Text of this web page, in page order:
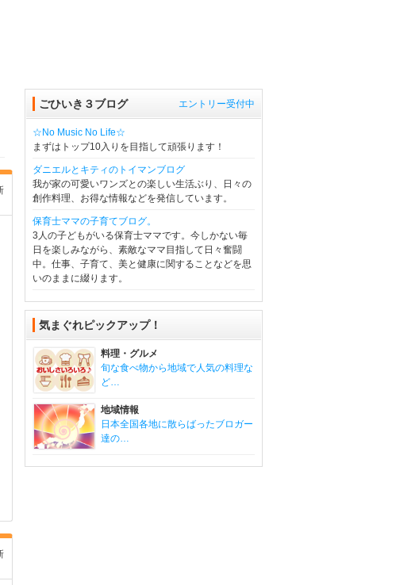
エントリー受付中
ごひいき３ブログ
☆No Music No Life☆
まずはトップ10入りを目指して頑張ります！
ダニエルとキティのトイマンブログ
我が家の可愛いワンズとの楽しい生活ぶり、日々の
創作料理、お得な情報などを発信しています。
保育士ママの子育てブログ。
3人の子どもがいる保育士ママです。今しかない毎
日を楽しみながら、素敵なママ目指して日々奮闘
中。仕事、子育て、美と健康に関することなどを思
いのままに綴ります。
気まぐれピックアップ！
料理・グルメ
旬な食べ物から地域で人気の料理な
ど…
地域情報
日本全国各地に散らばったブロガー
達の…